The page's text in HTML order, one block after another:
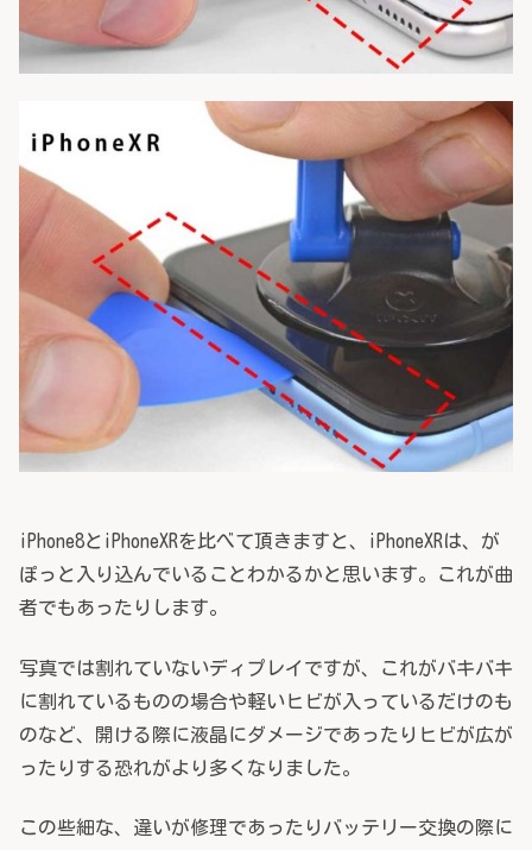
iPhone8とiPhoneXRを比べて頂きますと、iPhoneXRは、が
ぽっと入り込んでいることわかるかと思います。これが曲
者でもあったりします。
写真では割れていないディプレイですが、これがバキバキ
に割れているものの場合や軽いヒビが入っているだけのも
のなど、開ける際に液晶にダメージであったりヒビが広が
ったりする恐れがより多くなりました。
この些細な、違いが修理であったりバッテリー交換の際に